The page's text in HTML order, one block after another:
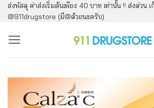
ข้าม
ไป
ยัง
ส่งพัสดุ ค่าส่งเริ่มต้นเพียง 40 บาท เท่านั้น !! ส่งด่วน
@911drugstore (มี@ด้วยนะครับ)